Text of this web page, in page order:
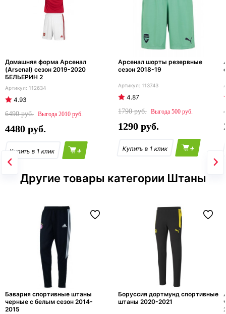
Домашняя форма Арсенал
(Arsenal) сезон 2019-2020
БЕЛЬЕРИН 2
112634
4.93
6490
2010
4480
+
Арсенал шорты резервные
сезон 2018-19
113743
4.87
1790
500
1290
+
Другие товары категории Штаны
Бавария спортивные штаны
черные с белым сезон 2014-
2015
Боруссия дортмунд спортивные
штаны 2020-2021